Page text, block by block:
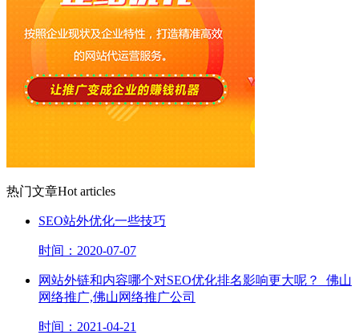
热门文章Hot articles
SEO站外优化一些技巧
时间：2020-07-07
网站外链和内容哪个对SEO优化排名影响更大呢？_佛山
网络推广,佛山网络推广公司
时间：2021-04-21